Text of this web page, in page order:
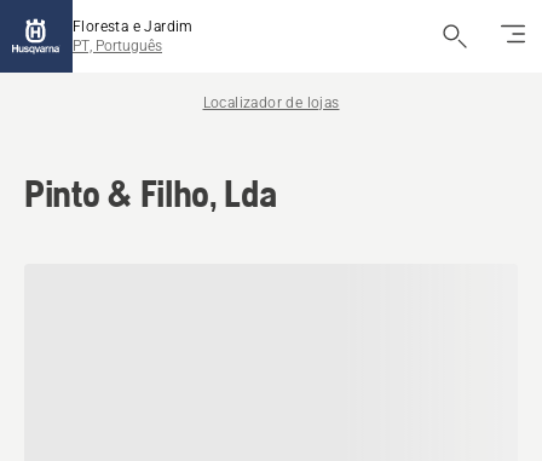
Floresta e Jardim
PT, Português
Localizador de lojas
Pinto & Filho, Lda